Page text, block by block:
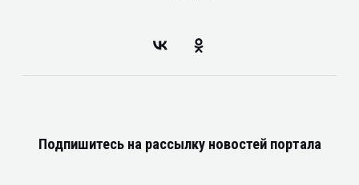
Подпишитесь на рассылку новостей портала